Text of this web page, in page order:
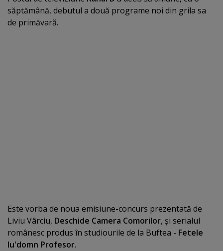
săptămână, debutul a două programe noi din grila sa
de primăvară.
Este vorba de noua emisiune-concurs prezentată de
Liviu Vârciu, Deschide Camera Comorilor, şi serialul
românesc produs în studiourile de la Buftea - Fetele
lu'domn Profesor.